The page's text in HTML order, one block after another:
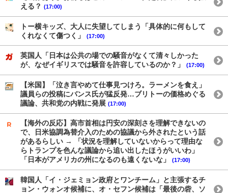
える？ (17:00)
トー横キッズ、大人に失望してしまう「具体的に何もして
くれなくて傷つく」
(17:00)
英国人「日本は公共の場での騒音がなくて清々しかった
が、なぜイギリスでは騒音を許容しているのか？」
(17:00)
【米国】「泣き言やめて仕事見つけろ。ラーメンを食え」
議員らの投稿にバンス氏が猛反発…ブリトーの価格めぐる
議論、共和党の内戦に発展 (17:00)
【海外の反応】高市首相は円安の深刻さを理解できないの
で、日米協調為替介入のための協議から外されたという話
があるらしい → 「状況を理解していないからって理由な
らトランプを色んな議論から追い出したほうがいいわ」
「日本がアメリカの州になるのも遠くないな」
(17:00)
韓国人「イ・ジェミョン政府とワンチーム」と主張するチ
ョン・ウォンオ候補に、オ・セフン候補は「最後の砦、ソ